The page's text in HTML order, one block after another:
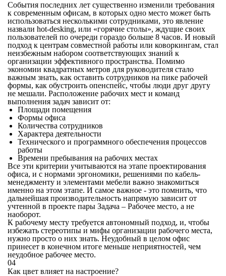
События последних лет существенно изменили требования
к современным офисам, в которых одно место может быть
использоваться несколькими сотрудниками, это явление
назвали hot-desking, или «горячие столы», ждущие своих
пользователей по очереди гораздо больше 8 часов. И новый
подход к центрам совместной работы или коворкингам, стал
неизбежным набором соответствующих знаний к
организации эффективного пространства. Помимо
экономии квадратных метров для руководителя стало
важным знать, как оставить сотрудников на пике рабочей
формы, как обустроить опенспейс, чтобы люди друг другу
не мешали. Расположение рабочих мест и команд
выполнения задач зависит от:
Площади помещения
Формы офиса
Количества сотрудников
Характера деятельности
Технического и программного обеспечения процессов
работы
Времени пребывания на рабочих местах
Все эти критерии учитываются на этапе проектирования
офиса, и с нормами эргономики, решениями по кабель-
менеджменту и элементами мебели важно знакомиться
именно на этом этапе. И самое важное - это помнить, что
дальнейшая производительность напрямую зависит от
учтенной в проекте пары Задача – Рабочее место, а не
наоборот.
К рабочему месту требуется автономный подход, и, чтобы
избежать стереотипы и мифы организации рабочего места,
нужно просто о них знать. Неудобный в целом офис
принесет в конечном итоге меньше неприятностей, чем
неудобное рабочее место.
04
Как цвет влияет на настроение?